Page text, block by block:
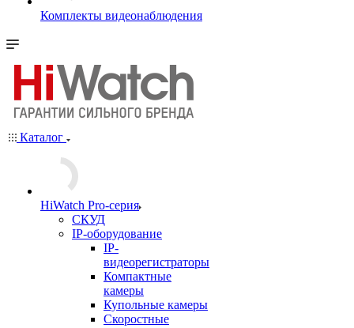
Комплекты видеонаблюдения
Каталог
HiWatch Pro-серия
CКУД
IP-оборудование
IP-
видеорегистраторы
Компактные
камеры
Купольные камеры
Скоростные